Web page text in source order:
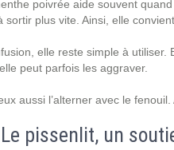
poivrée aide souvent
sortir plus vite. Ainsi, elle
elle reste simple à
peut parfois les aggraver.
aussi l’alterner avec le
pissenlit, un